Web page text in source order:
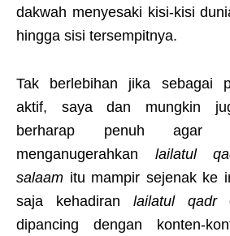
dakwah menyesaki kisi-kisi
hingga sisi tersempitnya.
Tak berlebihan jika sebagai
aktif, saya dan mungkin
berharap penuh agar
menganugerahkan lailatul
salaam itu mampir sejenak ke
saja kehadiran lailatul qadr
dipancing dengan konten-